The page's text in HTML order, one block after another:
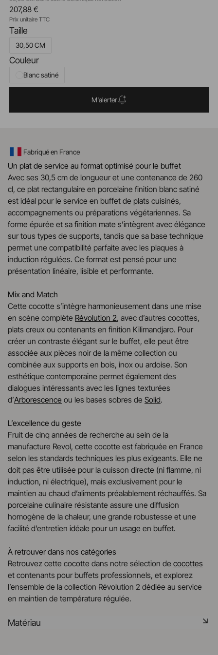
Taille
30,50 CM
Couleur
Blanc satiné
207,88 €
Prix unitaire TTC
M'alerter
Fabriqué en France
Un plat de service au format optimisé pour le buffet
Avec ses 30,5 cm de longueur et une contenance de 260
cl, ce plat rectangulaire en porcelaine finition blanc satiné
est idéal pour le service en buffet de plats cuisinés,
accompagnements ou préparations végétariennes. Sa
forme épurée et sa finition mate s’intègrent avec élégance
sur tous types de supports, tandis que sa base technique
permet une compatibilité parfaite avec les plaques à
induction régulées. Ce format est pensé pour une
présentation linéaire, lisible et performante.
Mix and Match
Cette cocotte s’intègre harmonieusement dans une mise
en scène complète Révolution 2, avec d’autres cocottes,
plats creux ou contenants en finition Kilimandjaro. Pour
créer un contraste élégant sur le buffet, elle peut être
associée aux pièces noir de la même collection ou
combinée aux supports en bois, inox ou ardoise. Son
esthétique contemporaine permet également des
dialogues intéressants avec les lignes texturées
d’Arborescence ou les bases sobres de Solid.
L’excellence du geste
Fruit de cinq années de recherche au sein de la
manufacture Revol, cette cocotte est fabriquée en France
selon les standards techniques les plus exigeants. Elle ne
doit pas être utilisée pour la cuisson directe (ni flamme, ni
induction, ni électrique), mais exclusivement pour le
maintien au chaud d’aliments préalablement réchauffés. Sa
porcelaine culinaire résistante assure une diffusion
homogène de la chaleur, une grande robustesse et une
facilité d’entretien idéale pour un usage en buffet.
À retrouver dans nos catégories
Retrouvez cette cocotte dans notre sélection de cocottes
et contenants pour buffets professionnels, et explorez
l’ensemble de la collection Révolution 2 dédiée au service
en maintien de température régulée.
Matériau